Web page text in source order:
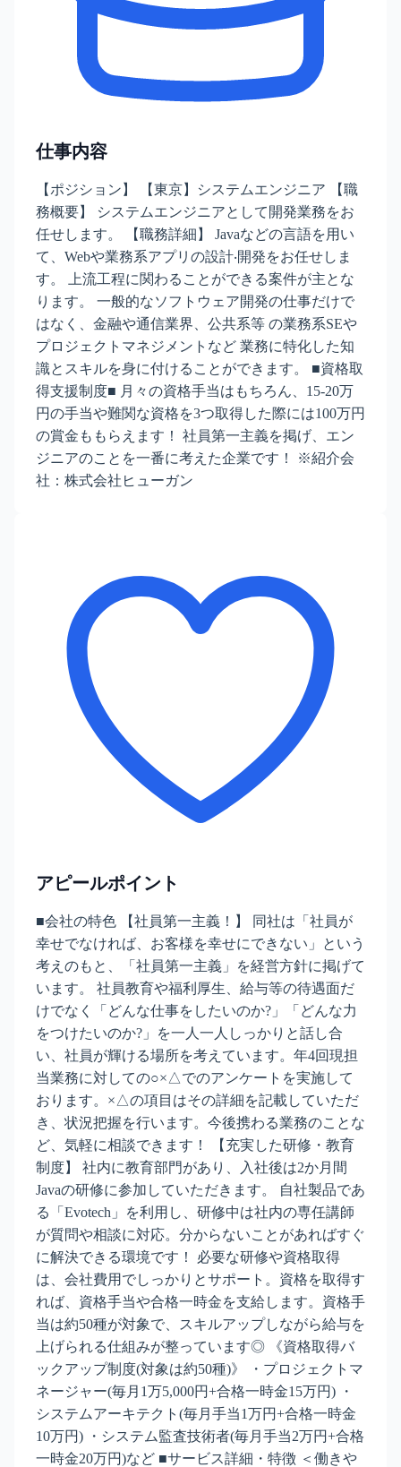
仕事内容
【ポジション】 【東京】システムエンジニア 【職
務概要】 システムエンジニアとして開発業務をお
任せします。 【職務詳細】 Javaなどの言語を用い
て、Webや業務系アプリの設計‧開発をお任せしま
す。 上流工程に関わることができる案件が主とな
ります。 一般的なソフトウェア開発の仕事だけで
はなく、金融や通信業界、公共系等 の業務系SEや
プロジェクトマネジメントなど 業務に特化した知
識とスキルを身に付けることができます。 ■資格取
得支援制度■ 月々の資格手当はもちろん、15-20万
円の手当や難関な資格を3つ取得した際には100万円
の賞金ももらえます！ 社員第一主義を掲げ、エン
ジニアのことを一番に考えた企業です！ ※紹介会
社：株式会社ヒューガン
アピールポイント
■会社の特色 【社員第一主義！】 同社は「社員が
幸せでなければ、お客様を幸せにできない」という
考えのもと、「社員第一主義」を経営方針に掲げて
います。 社員教育や福利厚生、給与等の待遇面だ
けでなく「どんな仕事をしたいのか?」「どんな力
をつけたいのか?」を一人一人しっかりと話し合
い、社員が輝ける場所を考えています。年4回現担
当業務に対しての○×△でのアンケートを実施して
おります。×△の項目はその詳細を記載していただ
き、状況把握を行います。今後携わる業務のことな
ど、気軽に相談できます！ 【充実した研修・教育
制度】 社内に教育部門があり、入社後は2か月間
Javaの研修に参加していただきます。 自社製品であ
る「Evotech」を利用し、研修中は社内の専任講師
が質問や相談に対応。分からないことがあればすぐ
に解決できる環境です！ 必要な研修や資格取得
は、会社費用でしっかりとサポート。資格を取得す
れば、資格手当や合格一時金を支給します。資格手
当は約50種が対象で、スキルアップしながら給与を
上げられる仕組みが整っています◎ 《資格取得バ
ックアップ制度(対象は約50種)》 ・プロジェクトマ
ネージャー(毎月1万5,000円+合格一時金15万円) ・
システムアーキテクト(毎月手当1万円+合格一時金
10万円) ・システム監査技術者(毎月手当2万円+合格
一時金20万円)など ■サービス詳細・特徴 ＜働きや